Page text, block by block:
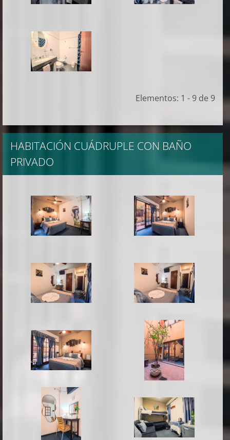
Elementos: 1 - 9 de 9
HABITACIÓN CUÁDRUPLE CON BAÑO
PRIVADO